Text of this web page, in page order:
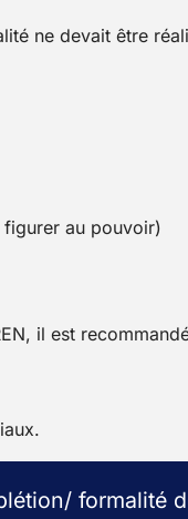
ne devait être
figurer au pouvoir)
il est
formalité